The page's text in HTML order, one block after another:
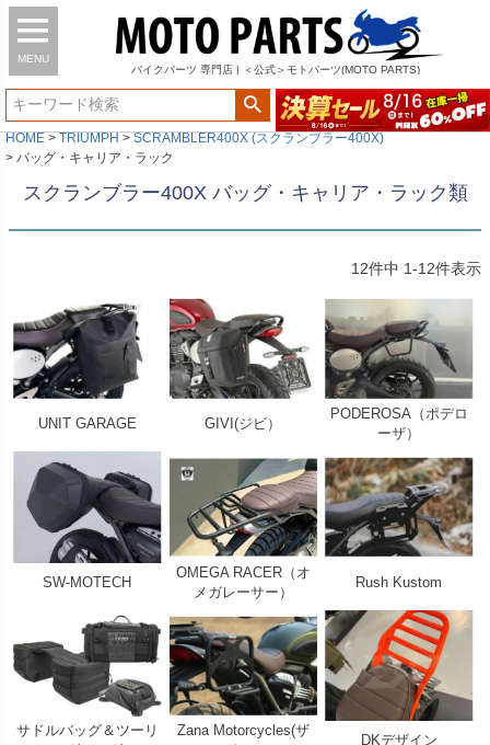
MENU
バイク パーツ 専門店 | ＜公式＞モトパーツ(MOTO PARTS)
HOME TRIUMPH
SCRAMBLER400X (スクランブラー400X)
バッグ・キャリア・ラック
スクランブラー400X バッグ・キャリア・ラック類
12件中 1-12件表示
UNIT GARAGE GIVI(ジビ）
PODEROSA（ポデロ
ーザ）
SW-MOTECH
OMEGA RACER（オ
メガレーサー）
Rush Kustom
サドルバッグ＆ツーリ
Zana Motorcycles(ザ
DKデザイン